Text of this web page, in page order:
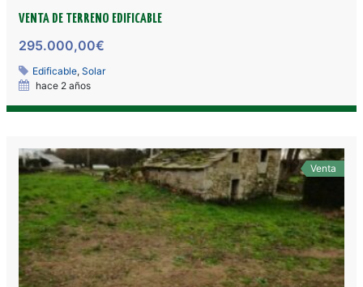
VENTA DE TERRENO EDIFICABLE
295.000,00€
Edificable,Solar
hace 2 años
Venta